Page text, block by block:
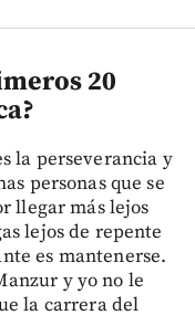
20
la perseverancia y
personas que se
llegar más lejos
lejos de repente
es mantenerse.
y yo no le
la carrera del